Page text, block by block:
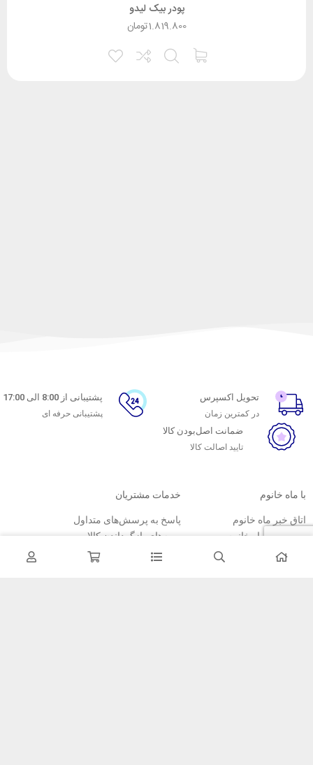
پودر بیک لیدو
تومان1.819.800
تحویل اکسپرس
در کمترین زمان
پشتیبانی از 8:00 الی 17:00
پشتیبانی حرفه ای
ضمانت اصل‌بودن کالا
تایید اصالت کالا
با ماه خانوم
اتاق خبر ماه خانوم
فروش در ماه خانوم
همکاری با سازمان‌ها
خدمات مشتریان
پاسخ به پرسش‌های متداول
رویه‌های بازگرداندن کالا
شرایط استفاده